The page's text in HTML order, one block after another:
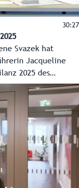
30:27
Svazek hat
Jacqueline
2025 des